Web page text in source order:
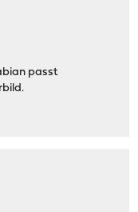
passt